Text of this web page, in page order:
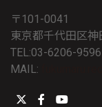
〒101-0041
東京都千代田区
TEL:03-6206-9596
MAIL: